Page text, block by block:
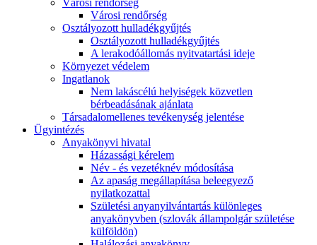
Városi rendőrség
Városi rendőrség
Osztályozott hulladékgyűjtés
Osztályozott hulladékgyűjtés
A lerakodóállomás nyitvatartási ideje
Környezet védelem
Ingatlanok
Nem lakáscélú helyiségek közvetlen
bérbeadásának ajánlata
Társadalomellenes tevékenység jelentése
Ügyintézés
Anyakönyvi hivatal
Házassági kérelem
Név - és vezetéknév módosítása
Az apaság megállapítása beleegyező
nyilatkozattal
Születési anyanyilvántartás különleges
anyakönyvben (szlovák állampolgár születése
külföldön)